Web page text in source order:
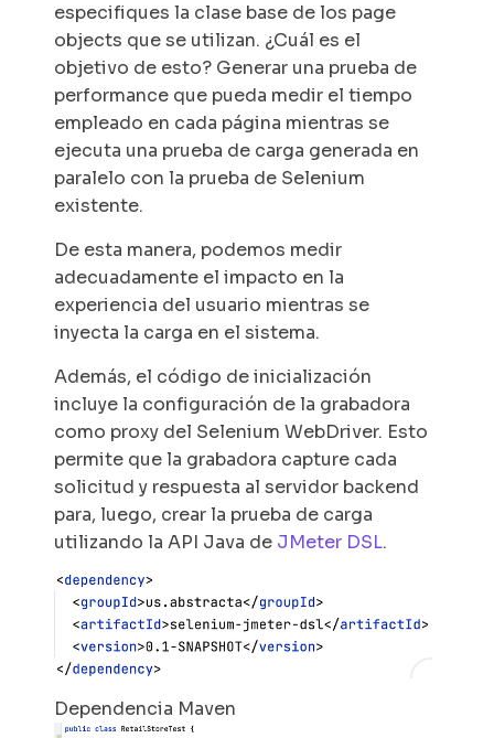
especifiques la clase base de los page
objects que se utilizan. ¿Cuál es el
objetivo de esto? Generar una prueba de
performance que pueda medir el tiempo
empleado en cada página mientras se
ejecuta una prueba de carga generada en
paralelo con la prueba de Selenium
existente.
De esta manera, podemos medir
adecuadamente el impacto en la
experiencia del usuario mientras se
inyecta la carga en el sistema.
Además, el código de inicialización
incluye la configuración de la grabadora
como proxy del Selenium WebDriver. Esto
permite que la grabadora capture cada
solicitud y respuesta al servidor backend
para, luego, crear la prueba de carga
utilizando la API Java de JMeter DSL.
Dependencia Maven